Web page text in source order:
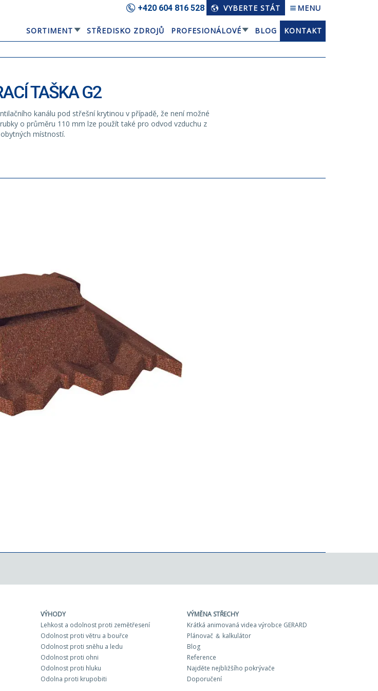
+420 604 816 528 VYBERTE STÁT MENU
SORTIMENT STŘEDISKO ZDROJŮ PROFESIONÁLOVÉ BLOG
KONTAKT
TAŠKA G2
kanálu pod střešní krytinou v případě, že není možné
o průměru 110 mm lze použít také pro odvod vzduchu z
obytných místností.
VÝHODY
Lehkost a odolnost proti zemětřesení
Odolnost proti větru a bouřce
Odolnost proti sněhu a ledu
Odolnost proti ohni
Odolnost proti hluku
Odolna proti krupobiti
VÝMĚNA STŘECHY
Krátká animovaná videa výrobce GERARD
Plánovač ＆ kalkulátor
Blog
Reference
Najděte nejbližšího pokrývače
Doporučení